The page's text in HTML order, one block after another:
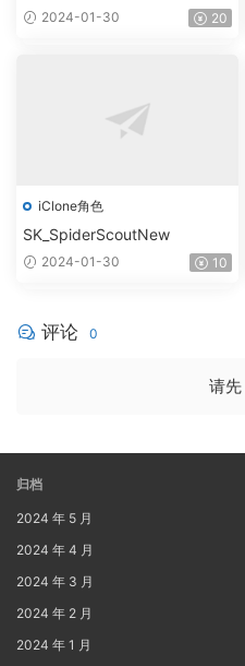
2024-01-30 20
iClone角色
SK_SpiderScoutNew
2024-01-30 10
评论 0
请先
归档
2024 年 5 月
2024 年 4 月
2024 年 3 月
2024 年 2 月
2024 年 1 月